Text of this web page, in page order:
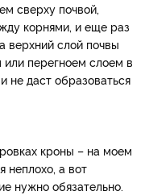
сверху почвой,
корнями, и еще раз
верхний слой почвы
перегноем слоем в
не даст образоваться
кроны – на моем
неплохо, а вот
нужно обязательно.